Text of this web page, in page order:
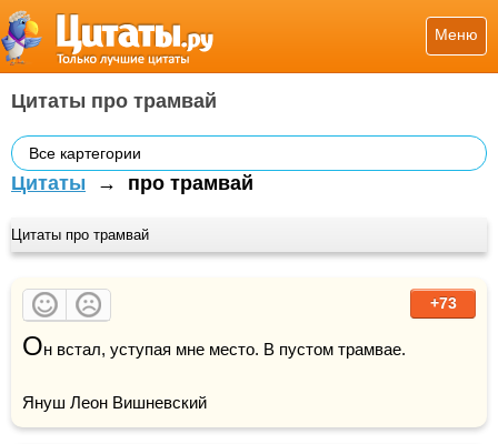
Меню
Цитаты про трамвай
Все картегории
Цитаты → про трамвай
Цитаты про трамвай
+73
Он встал, уступая мне место. В пустом трамвае.
Януш Леон Вишневский